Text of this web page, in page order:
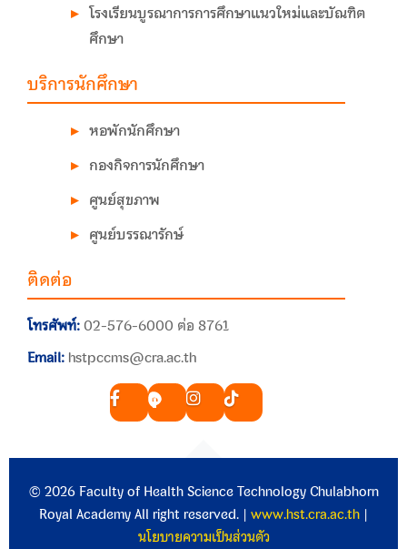
โรงเรียนบูรณาการการศึกษาแนวใหม่และบัณฑิต
ศึกษา
บริการนักศึกษา
หอพักนักศึกษา
กองกิจการนักศึกษา
ศูนย์สุขภาพ
ศูนย์บรรณารักษ์
ติดต่อ
โทรศัพท์:02-576-6000 ต่อ 8761
Email: hstpccms@cra.ac.th
© 2026 Faculty of Health Science Technology Chulabhorn
Royal Academy All right reserved. | www.hst.cra.ac.th |
นโยบายความเป็นส่วนตัว